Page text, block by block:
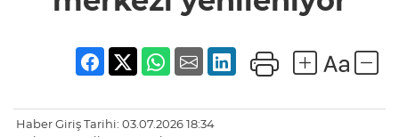
Haber Giriş Tarihi: 03.07.2026 18:34